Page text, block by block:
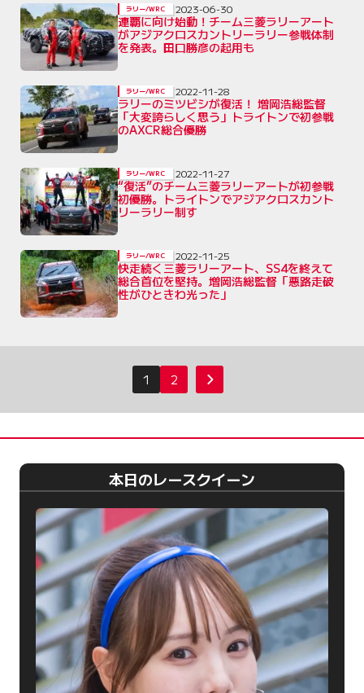
連覇に向け始動！チーム三菱ラリーアート
がアジアクロスカントリーラリー参戦体制
を発表。田口勝彦の起用も
ラリー/WRC 2023-06-30
ラリーのミツビシが復活！ 増岡浩総監督
「大変誇らしく思う」トライトンで初参戦
のAXCR総合優勝
ラリー/WRC 2022-11-28
“復活”のチーム三菱ラリーアートが初参戦
初優勝。トライトンでアジアクロスカント
リーラリー制す
ラリー/WRC 2022-11-27
快走続く三菱ラリーアート、SS4を終えて
総合首位を堅持。増岡浩総監督「悪路走破
性がひときわ光った」
ラリー/WRC 2022-11-25
の
ペ
ー
ジ
送
り
1 2 次へ
本日のレースクイーン